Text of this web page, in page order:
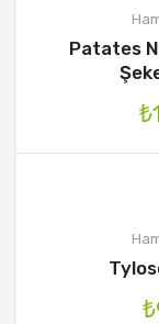
Patates
₺
₺